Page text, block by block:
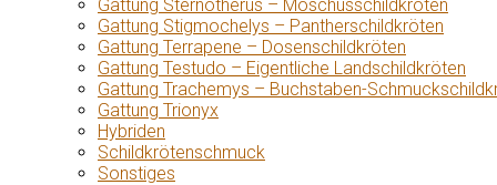
Gattung Sternotherus – Moschusschildkröten
Gattung Stigmochelys – Pantherschildkröten
Gattung Terrapene – Dosenschildkröten
Gattung Testudo – Eigentliche Landschildkröten
Gattung Trachemys – Buchstaben-
Gattung Trionyx
Hybriden
Schildkrötenschmuck
Sonstiges